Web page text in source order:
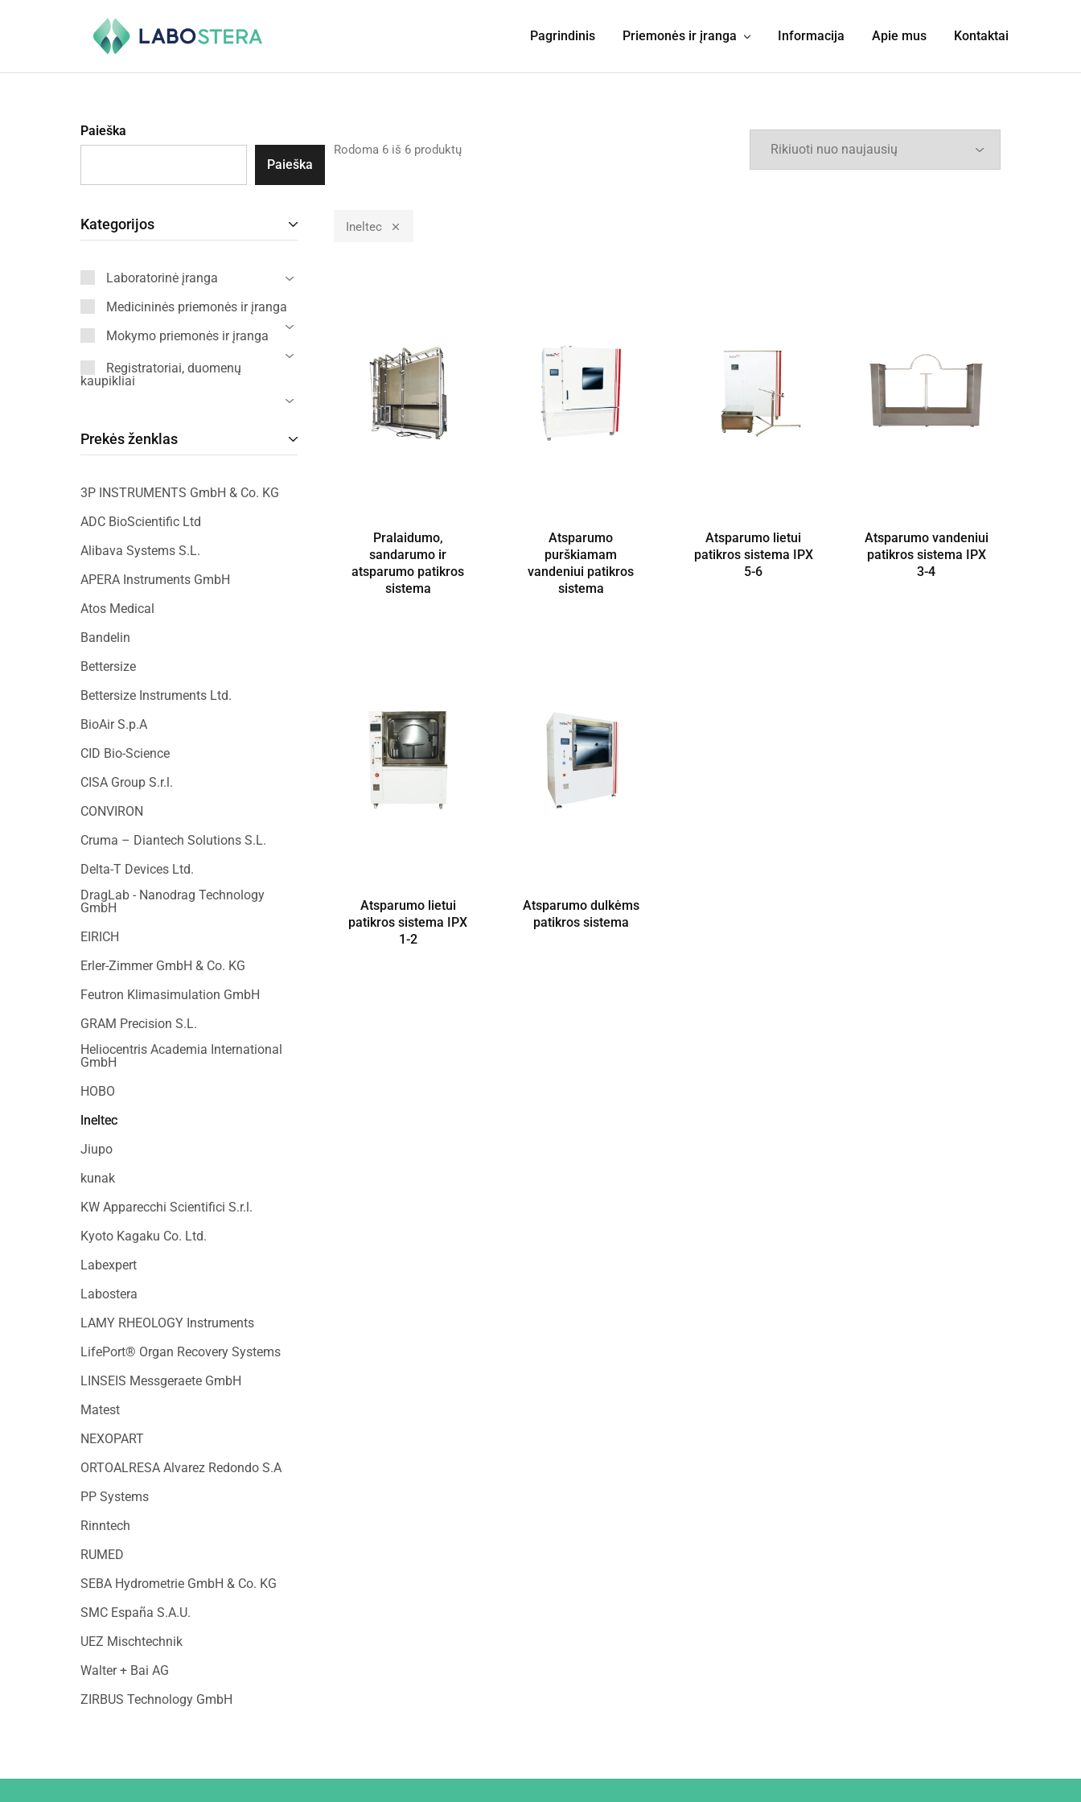
Labostera
Laboratorinė
Pagrindinis Priemonės ir įranga Informacija Apie mus Kontaktai
Rodoma 6 iš 6 produktų
Ineltec
Pralaidumo,
sandarumo ir
atsparumo patikros
sistema
Atsparumo
purškiamam
vandeniui patikros
sistema
Atsparumo lietui
patikros sistema IPX
5-6
Atsparumo vandeniui
patikros sistema IPX
3-4
Atsparumo lietui
patikros sistema IPX
1-2
Atsparumo dulkėms
patikros sistema
Paieška
Paieška
Kategorijos
Laboratorinė įranga
Medicininės priemonės ir įranga
Mokymo priemonės ir įranga
Registratoriai, duomenų
kaupikliai
Prekės ženklas
3P INSTRUMENTS GmbH & Co. KG
ADC BioScientific Ltd
Alibava Systems S.L.
APERA Instruments GmbH
Atos Medical
Bandelin
Bettersize
Bettersize Instruments Ltd.
BioAir S.p.A
CID Bio-Science
CISA Group S.r.l.
CONVIRON
Cruma – Diantech Solutions S.L.
Delta-T Devices Ltd.
DragLab - Nanodrag Technology
GmbH
EIRICH
Erler-Zimmer GmbH & Co. KG
Feutron Klimasimulation GmbH
GRAM Precision S.L.
Heliocentris Academia International
GmbH
HOBO
Ineltec
Jiupo
kunak
KW Apparecchi Scientifici S.r.l.
Kyoto Kagaku Co. Ltd.
Labexpert
Labostera
LAMY RHEOLOGY Instruments
LifePort® Organ Recovery Systems
LINSEIS Messgeraete GmbH
Matest
NEXOPART
ORTOALRESA Alvarez Redondo S.A
PP Systems
Rinntech
RUMED
SEBA Hydrometrie GmbH & Co. KG
SMC España S.A.U.
UEZ Mischtechnik
Walter + Bai AG
ZIRBUS Technology GmbH